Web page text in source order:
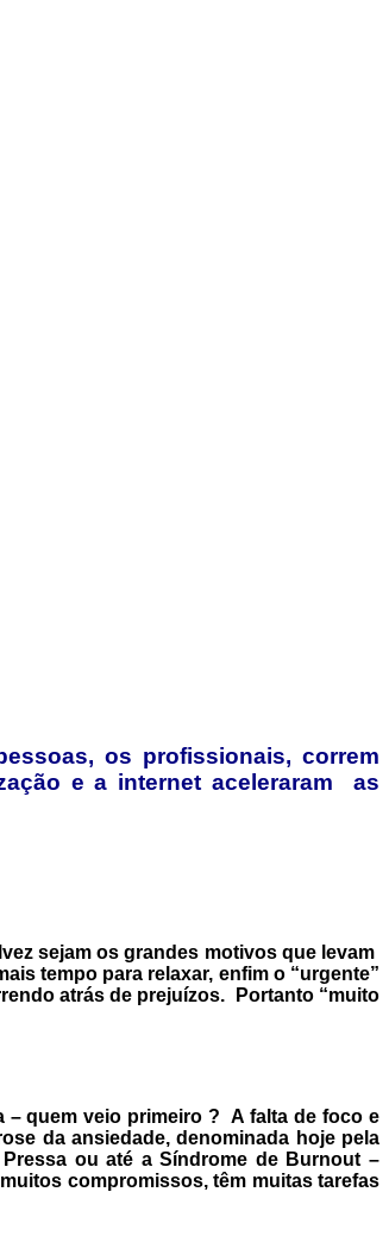
os profissionais, correm
e a internet aceleraram as
sejam os grandes motivos que levam
tempo para relaxar, enfim o “urgente”
atrás de prejuízos. Portanto “muito
quem veio primeiro ? A falta de foco e
da ansiedade, denominada hoje pela
ou até a Síndrome de Burnout –
compromissos, têm muitas tarefas